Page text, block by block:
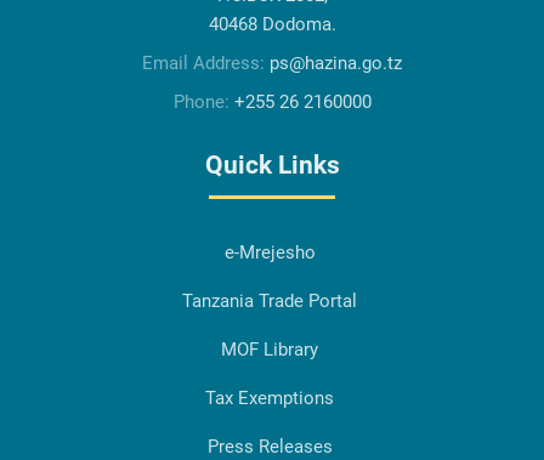
40468 Dodoma.
Email Address: ps@hazina.go.tz
Phone: +255 26 2160000
Quick Links
e-Mrejesho
Tanzania Trade Portal
MOF Library
Tax Exemptions
Press Releases